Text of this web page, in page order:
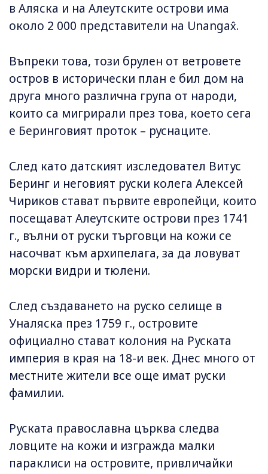
в Аляска и на Алеутските острови има
около 2 000 представители на Unangax̂.
Въпреки това, този брулен от ветровете
остров в исторически план е бил дом на
друга много различна група от народи,
които са мигрирали през това, което сега
е Беринговият проток – руснаците.
След като датският изследовател Витус
Беринг и неговият руски колега Алексей
Чириков стават първите европейци, които
посещават Алеутските острови през 1741
г., вълни от руски търговци на кожи се
насочват към архипелага, за да ловуват
морски видри и тюлени.
След създаването на руско селище в
Уналяска през 1759 г., островите
официално стават колония на Руската
империя в края на 18-и век. Днес много от
местните жители все още имат руски
фамилии.
Руската православна църква следва
ловците на кожи и изгражда малки
параклиси на островите, привличайки